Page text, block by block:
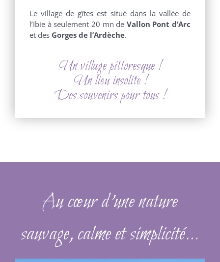
Le village de gîtes est situé dans la vallée de
l’Ibie à seulement 20 mn de Vallon Pont d’Arc
et des Gorges de l’Ardèche.
Un village pittoresque !
Un lieu insolite !
Des souvenirs pour tous !
Au cœur d’une nature
sauvage, calme et simplicité…